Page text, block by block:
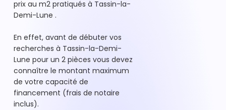
prix au m2 pratiqués à Tassin-la-
Demi-Lune .
En effet, avant de débuter vos
recherches à Tassin-la-Demi-
Lune pour un 2 pièces vous devez
connaître le montant maximum
de votre capacité de
financement (frais de notaire
inclus).